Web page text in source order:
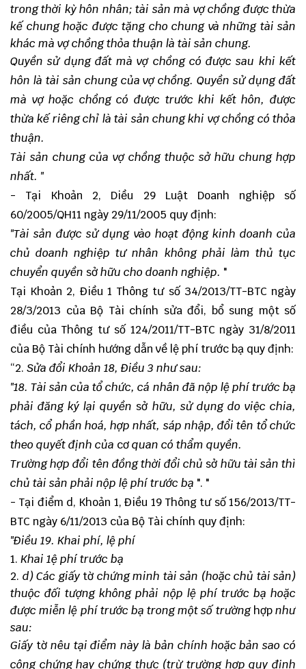
trong thời kỳ hôn nhân; tài sản mà vợ chồng được thừa
kế chung hoặc được tặng cho chung và những tài sản
khác mà vợ chồng thỏa thuận là tài sản chung.
Quyền sử dụng đất mà vợ chồng có được sau khi kết
hôn là tài sản chung của vợ chồng. Quyền sử dụng đất
mà vợ hoặc chồng có được trước khi kết hôn, được
thừa kế riêng chỉ là tài sản chung khi vợ chồng có thỏa
thuận.
Tài sản chung của vợ chồng thuộc sở hữu chung hợp
nhất. "
- Tại Khoản 2, Diều 29 Luật Doanh nghiệp số
60/2005/QH11 ngày 29/11/2005 quy định:
"Tài sản được sử dụng vào hoạt động kinh doanh của
chủ doanh nghiệp tư nhân không phải làm thủ tục
chuyển quyền sởhữu cho doanh nghiệp. "
Tại Khoản 2, Điều 1 Thông tư số 34/2013/TT-BTC ngày
28/3/2013 của Bộ Tài chính sửa đổi, bổ sung một số
điều của Thông tư số 124/2011/TT-BTC ngày 31/8/2011
của Bộ Tài chính hướng dẫn về lệ phí trước bạ quy định:
“2. Sửa đổi Khoản 18, Điều 3 như sau:
"18. Tài sản của tổ chức, cá nhân đã nộp lệ phí trước bạ
phải đăng ký lại quyền sở hữu, sử dụng do việc chia,
tách, cổ phần hoá, hợp nhất, sáp nhập, đổi tên tổ chức
theo quyết định của cơquan có thẩm quyền.
Trường hợp đổi tên đồng thời đổi chủ sở hữu tài sản thì
chủ tài sản phải nộp lệ phí trước bạ ". "
- Tại điểm d, Khoản 1, Điều 19 Thông tư số 156/2013/TT-
BTC ngày 6/11/2013 của Bộ Tài chính quy định:
"Điều 19. Khai phí, lệ phí
Khai 1ệ phí trước bạ
d) Các giấy tờ chứng minh tài sản (hoặc chủ tài sản)
thuộc đối tượng không phải nộp lệ phí trước bạ hoặc
được miễn lệ phí trước bạ trong một số trườnghợpnhư
sau:
Giấy tờ nêu tại điểm này là bản chính hoặc bản sao có
công chứng hay chứng thực (trừ trường hợp quy định